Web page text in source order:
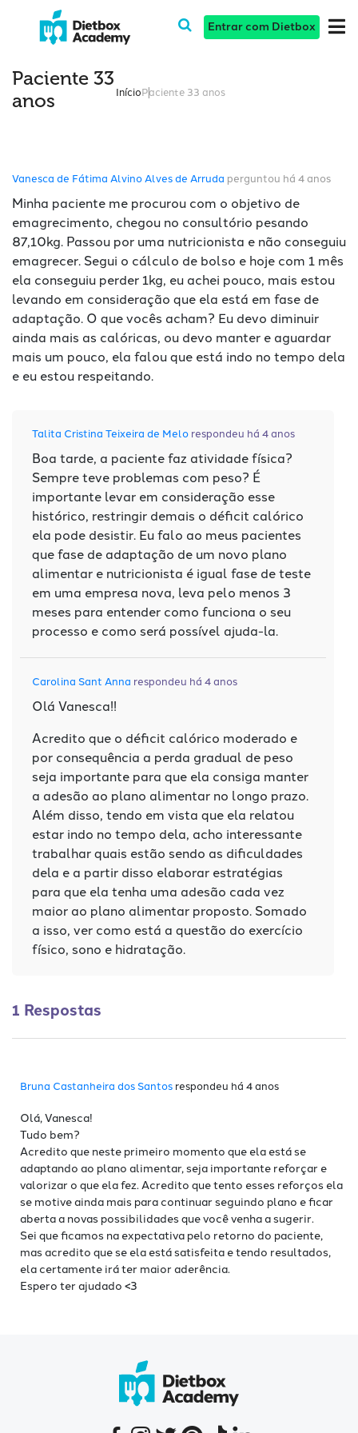
Entrar com Dietbox
Paciente 33
anos
InícioPaciente 33 anos
Vanesca de Fátima Alvino Alves de Arruda perguntou há 4 anos
Minha paciente me procurou com o objetivo de
emagrecimento, chegou no consultório pesando
87,10kg. Passou por uma nutricionista e não conseguiu
emagrecer. Segui o cálculo de bolso e hoje com 1 mês
ela conseguiu perder 1kg, eu achei pouco, mais estou
levando em consideração que ela está em fase de
adaptação. O que vocês acham? Eu devo diminuir
ainda mais as calóricas, ou devo manter e aguardar
mais um pouco, ela falou que está indo no tempo dela
e eu estou respeitando.
Talita Cristina Teixeira de Melo respondeu há 4 anos
Boa tarde, a paciente faz atividade física?
Sempre teve problemas com peso? É
importante levar em consideração esse
histórico, restringir demais o déficit calórico
ela pode desistir. Eu falo ao meus pacientes
que fase de adaptação de um novo plano
alimentar e nutricionista é igual fase de teste
em uma empresa nova, leva pelo menos 3
meses para entender como funciona o seu
processo e como será possível ajuda-la.
Carolina Sant Anna respondeu há 4 anos
Olá Vanesca!!
Acredito que o déficit calórico moderado e
por consequência a perda gradual de peso
seja importante para que ela consiga manter
a adesão ao plano alimentar no longo prazo.
Além disso, tendo em vista que ela relatou
estar indo no tempo dela, acho interessante
trabalhar quais estão sendo as dificuldades
dela e a partir disso elaborar estratégias
para que ela tenha uma adesão cada vez
maior ao plano alimentar proposto. Somado
a isso, ver como está a questão do exercício
físico, sono e hidratação.
1 Respostas
Bruna Castanheira dos Santos respondeu há 4 anos
Olá, Vanesca!
Tudo bem?
Acredito que neste primeiro momento que ela está se
adaptando ao plano alimentar, seja importante reforçar e
valorizar o que ela fez. Acredito que tento esses reforços ela
se motive ainda mais para continuar seguindo plano e ficar
aberta a novas possibilidades que você venha a sugerir.
Sei que ficamos na expectativa pelo retorno do paciente,
mas acredito que se ela está satisfeita e tendo resultados,
ela certamente irá ter maior aderência.
Espero ter ajudado <3